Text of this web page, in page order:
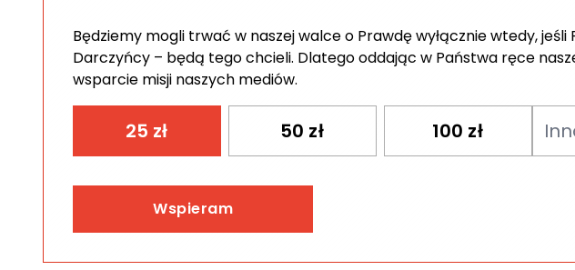
Będziemy mogli trwać w naszej walce o Prawdę wyłącznie wtedy, jeśli
Darczyńcy – będą tego chcieli. Dlatego oddając w Państwa ręce
wsparcie misji naszych mediów.
25 zł 50 zł 100 zł
Wspieram